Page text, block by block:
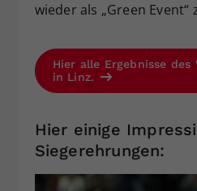
wieder als „Green
Hier alle Ergebnisse des
in Linz.
Hier einige
Siegerehrungen: